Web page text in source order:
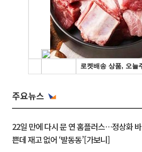
주요뉴스
22일 만에 다시 문 연 홈플러스…정상화 바
쁜데 재고 없어 ‘발동동’[가보니]